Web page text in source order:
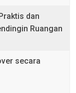
dan
Ruangan
secara